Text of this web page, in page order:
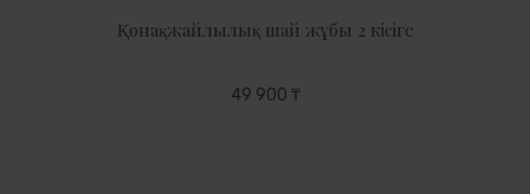
Қонақжайлылық шай жұбы 2 кісіге
49 900 ₸